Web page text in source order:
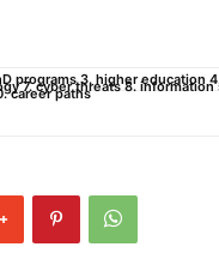
programs 3. higher education
7. cyber threats 8. information
career paths